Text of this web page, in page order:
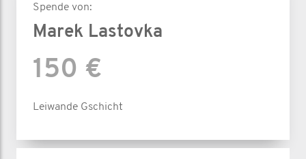
Spende von:
Marek Lastovka
150 €
Leiwande Gschicht